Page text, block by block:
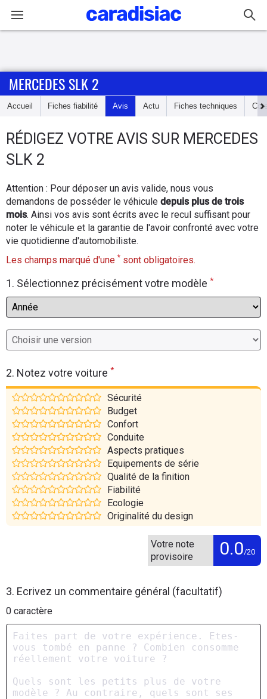
Accueil
Essais
d'achat
Electriques
Flottes
Auto
Moto
Marques
MERCEDES SLK 2
Accueil Fiches fiabilité Avis Actu Fiches techniques
RÉDIGEZ VOTRE AVIS SUR MERCEDES
SLK 2
Attention : Pour déposer un avis valide, nous vous
demandons de posséder le véhicule depuis plus de trois
mois. Ainsi vos avis sont écrits avec le recul suffisant pour
noter le véhicule et la garantie de l'avoir confronté avec votre
vie quotidienne d'automobiliste.
Les champs marqué d'une * sont obligatoires.
1. Sélectionnez précisément votre modèle *
2. Notez votre voiture *
Sécurité
Budget
Confort
Conduite
Aspects pratiques
Equipements de série
Qualité de la finition
Fiabilité
Ecologie
Originalité du design
Votre note
provisoire
0.0/20
3. Ecrivez un commentaire général (facultatif)
0 caractère